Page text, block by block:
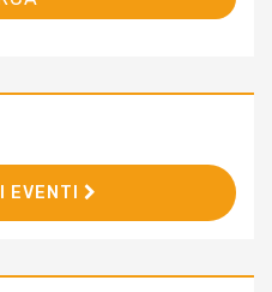
EVENTI